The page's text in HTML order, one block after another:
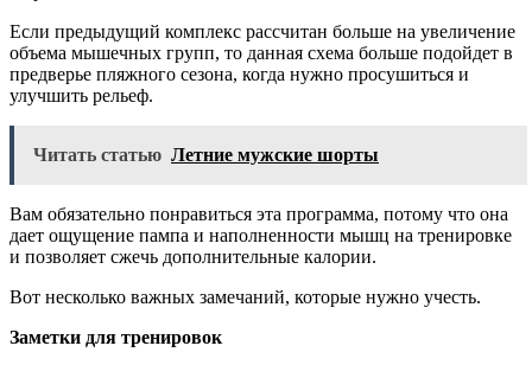
Если предыдущий комплекс рассчитан больше на увеличение
объема мышечных групп, то данная схема больше подойдет в
предверье пляжного сезона, когда нужно просушиться и
улучшить рельеф.
Читать статью Летние мужские шорты
Вам обязательно понравиться эта программа, потому что она
дает ощущение пампа и наполненности мышц на тренировке
и позволяет сжечь дополнительные калории.
Вот несколько важных замечаний, которые нужно учесть.
Заметки для тренировок